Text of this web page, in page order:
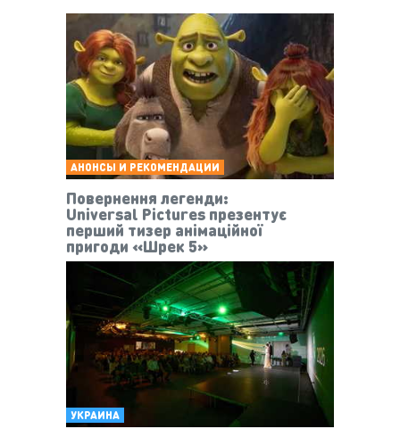
АНОНСЫ И РЕКОМЕНДАЦИИ
Повернення легенди:
Universal Pictures презентує
перший тизер анімаційної
пригоди «Шрек 5»
УКРАИНА